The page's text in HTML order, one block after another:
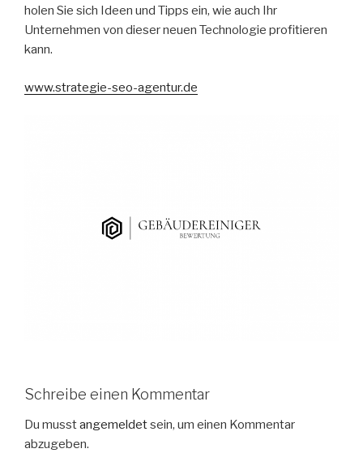
holen Sie sich Ideen und Tipps ein, wie auch Ihr
Unternehmen von dieser neuen Technologie profitieren
kann.
www.strategie-seo-agentur.de
Schreibe einen Kommentar
Du musstangemeldetsein, um einen Kommentar
abzugeben.